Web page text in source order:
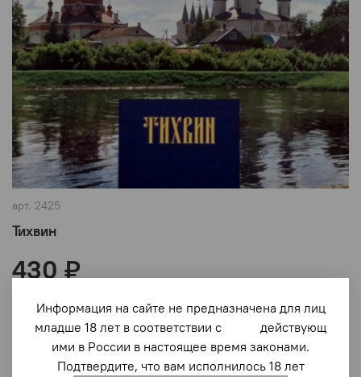
арт. 2425
Тихвин
В избранное
430 ₽
В корзину
Информация на сайте не предназначена для лиц
младше 18 лет в соответствии с действующ
ими в России в настоящее время законами.
Подтвердите, что вам исполнилось 18 лет